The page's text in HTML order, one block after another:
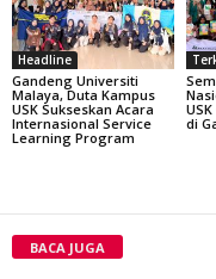
Headline
Gandeng Universiti
Malaya, Duta Kampus
USK Sukseskan Acara
Internasional Service
Learning Program
di
BACA JUGA